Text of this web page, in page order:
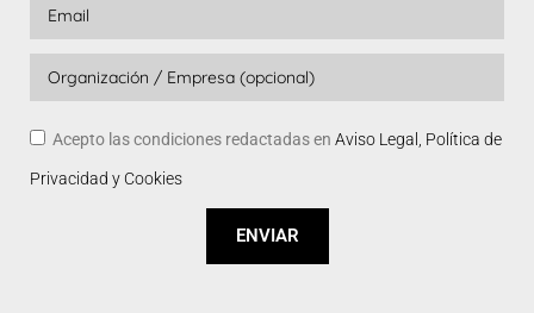
Acepto las condiciones redactadas en Aviso Legal, Política de
Privacidad y Cookies
ENVIAR